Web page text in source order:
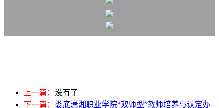
上一篇： 没有了
下一篇： 娄底潇湘职业学院“双师型”教师培养与认定办